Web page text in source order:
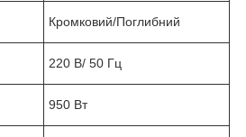
Кромковий/Поглибний
220 В/ 50 Гц
950 Вт